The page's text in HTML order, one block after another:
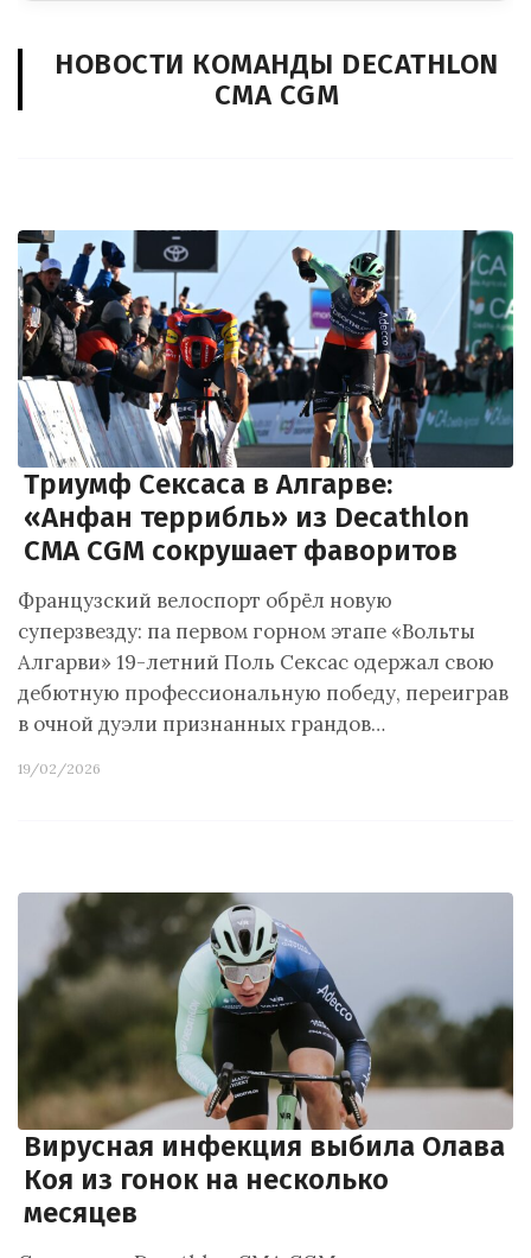
НОВОСТИ КОМАНДЫ DECATHLON
CMA CGM
Триумф Сексаса в Алгарве:
«Анфан террибль» из Decathlon
CMA CGM сокрушает фаворитов
Французский велоспорт обрёл новую
суперзвезду: па первом горном этапе «Вольты
Алгарви» 19-летний Поль Сексас одержал свою
дебютную профессиональную победу, переиграв
в очной дуэли признанных грандов…
19/02/2026
Вирусная инфекция выбила Олава
Коя из гонок на несколько
месяцев